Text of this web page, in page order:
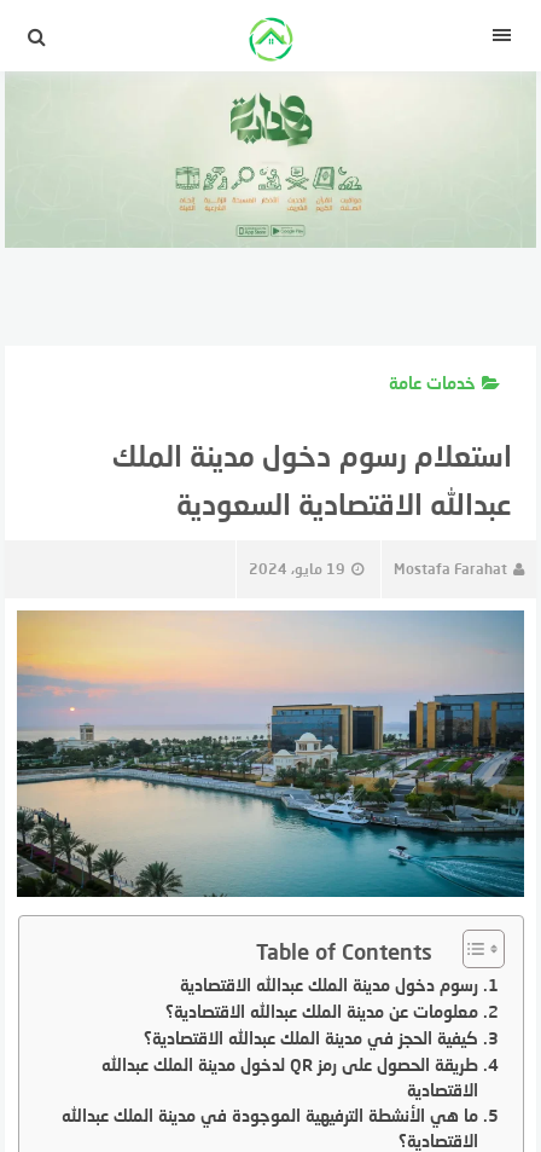
القائمة
خدمات عامة
استعلام رسوم دخول مدينة الملك
عبدالله الاقتصادية السعودية
Mostafa Farahat 19 مايو، 2024
Table of Contents
رسوم دخول مدينة الملك عبدالله الاقتصادية
معلومات عن مدينة الملك عبدالله الاقتصادية؟
كيفية الحجز في مدينة الملك عبدالله الاقتصادية؟
طريقة الحصول على رمز QR لدخول مدينة الملك عبدالله
الاقتصادية
ما هي الأنشطة الترفيهية الموجودة في مدينة الملك عبدالله
الاقتصادية؟